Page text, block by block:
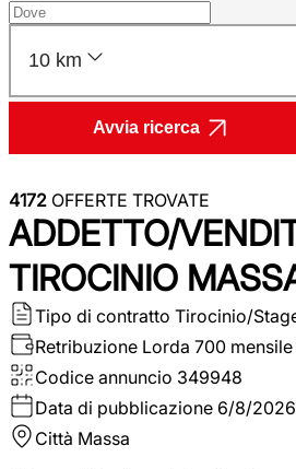
10 km
Avvia ricerca
4172 OFFERTE TROVATE
ADDETTO/
TIROCINIO
Tipo di contratto Tirocinio/
Retribuzione Lorda 700 mensile
Codice annuncio 349948
Data di pubblicazione 6/8/2026
Città Massa